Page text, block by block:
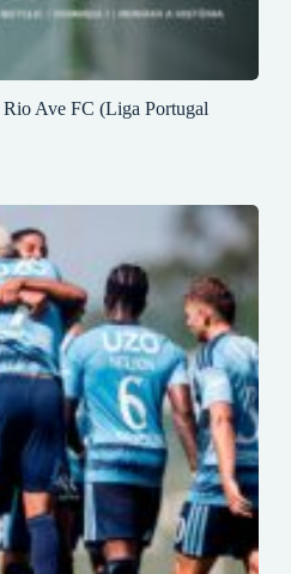
Ave FC (Liga Portugal